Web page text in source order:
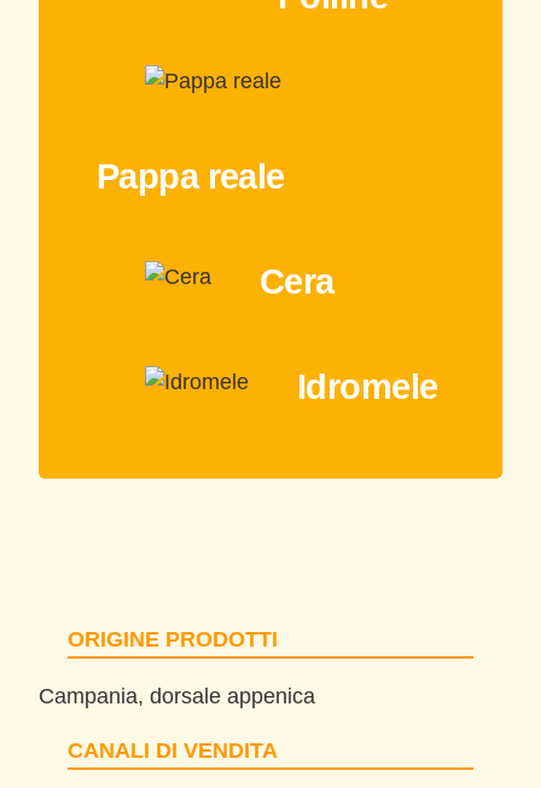
Pappa reale
Cera
Idromele
ORIGINE PRODOTTI
Campania, dorsale appenica
CANALI DI VENDITA